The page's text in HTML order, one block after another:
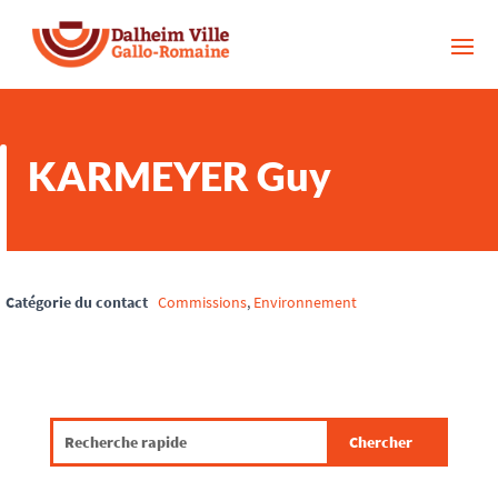
KARMEYER Guy
Catégorie du contact Commissions, Environnement